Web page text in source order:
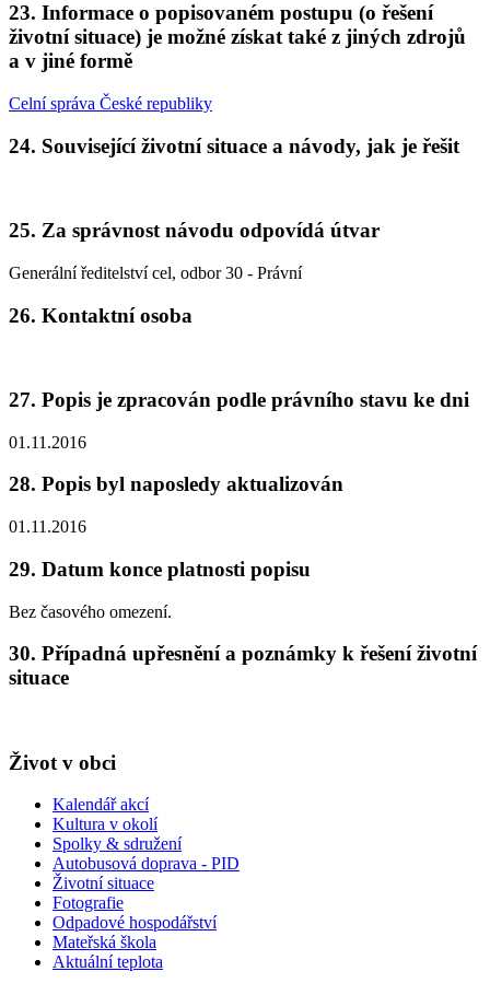
23. Informace o popisovaném postupu (o řešení
životní situace) je možné získat také z jiných zdrojů
a v jiné formě
Celní správa České republiky
24. Související životní situace a návody, jak je řešit
25. Za správnost návodu odpovídá útvar
Generální ředitelství cel, odbor 30 - Právní
26. Kontaktní osoba
27. Popis je zpracován podle právního stavu ke dni
01.11.2016
28. Popis byl naposledy aktualizován
01.11.2016
29. Datum konce platnosti popisu
Bez časového omezení.
30. Případná upřesnění a poznámky k řešení životní
situace
Život v obci
Kalendář akcí
Kultura v okolí
Spolky & sdružení
Autobusová doprava - PID
Životní situace
Fotografie
Odpadové hospodářství
Mateřská škola
Aktuální teplota